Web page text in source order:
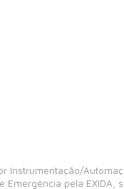
Instrumentação/
Emergência pela